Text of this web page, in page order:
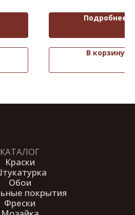
общественных зданий
Подробнее
В корзину